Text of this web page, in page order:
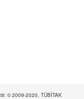
© 2009-2020, TÜBİTAK